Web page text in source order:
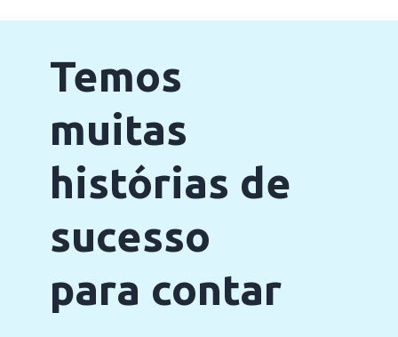
Temos
muitas
histórias de
sucesso
para contar